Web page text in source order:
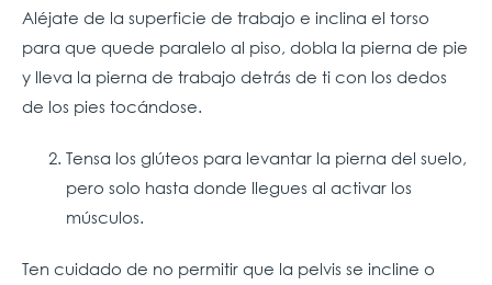
Aléjate de la superficie de trabajo e inclina el torso
para que quede paralelo al piso, dobla la pierna de pie
y lleva la pierna de trabajo detrás de ti con los dedos
de los pies tocándose.
Tensa los glúteos para levantar la pierna del suelo,
pero solo hasta donde llegues al activar los
músculos.
Ten cuidado de no permitir que la pelvis se incline o